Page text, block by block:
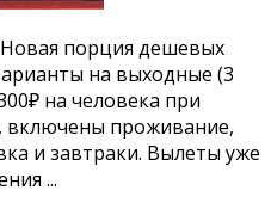
порция дешевых
на выходные (3
на человека при
включены проживание,
и завтраки. Вылеты уже
...